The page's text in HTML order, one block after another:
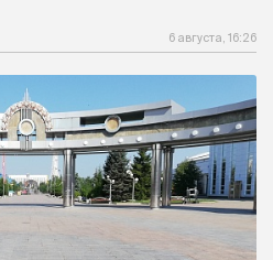
6 августа, 16:26